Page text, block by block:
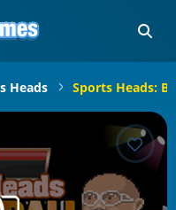
Heads Sports Heads: